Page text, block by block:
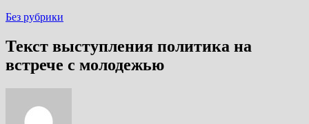
Без рубрики
Текст выступления политика на
встрече с молодежью